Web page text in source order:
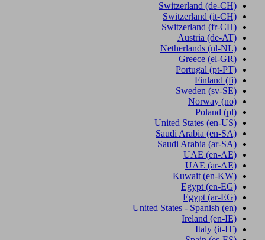
Switzerland (de-CH)
Switzerland (it-CH)
Switzerland (fr-CH)
Austria (de-AT)
Netherlands (nl-NL)
Greece (el-GR)
Portugal (pt-PT)
Finland (fi)
Sweden (sv-SE)
Norway (no)
Poland (pl)
United States (en-US)
Saudi Arabia (en-SA)
Saudi Arabia (ar-SA)
UAE (en-AE)
UAE (ar-AE)
Kuwait (en-KW)
Egypt (en-EG)
Egypt (ar-EG)
United States - Spanish (en)
Ireland (en-IE)
Italy (it-IT)